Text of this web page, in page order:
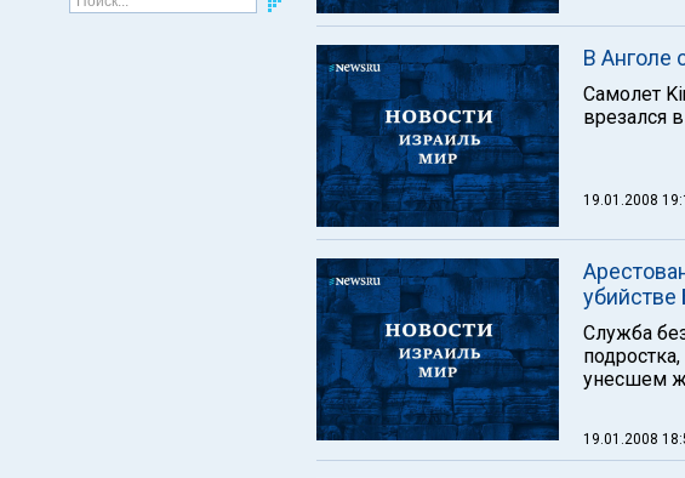
В Анголе
Самолет
врезался
19.01.2008
убийстве
Служба
унесшем
19.01.2008